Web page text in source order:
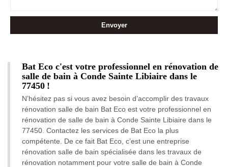
Bat Eco c'est votre professionnel en rénovation de
salle de bain à Conde Sainte Libiaire dans le
77450 !
N’hésitez pas si vous avez besoin d’accomplir des travaux
rénovation salle de bain Bat Eco est votre professionnel en
rénovation de salle de bain à Conde Sainte Libiaire dans le
77450. Contactez les services de Bat Eco la plus
compétente. De ce fait Bat Eco, c’est une entreprise
rénovation salle de bain spécialisée dans les travaux de
rénovation notamment pour votre salle de bain à Conde